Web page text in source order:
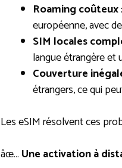
Roaming coûteux
européenne, avec
SIM locales
langue étrangère
Couverture
étrangers, ce qui
Les eSIM résolvent ces
âœ… Une activation à